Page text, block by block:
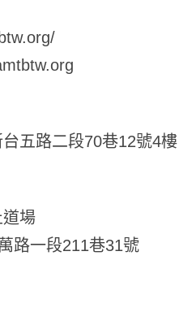
五路二段70巷12號4樓
場
路一段211巷31號